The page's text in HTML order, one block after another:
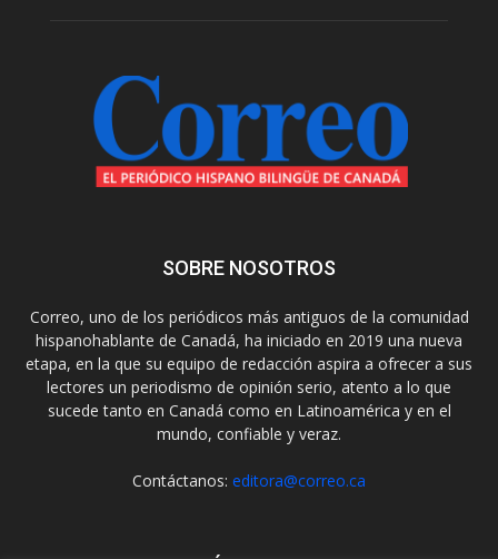
SOBRE NOSOTROS
Correo, uno de los periódicos más antiguos de la comunidad
hispanohablante de Canadá, ha iniciado en 2019 una nueva
etapa, en la que su equipo de redacción aspira a ofrecer a sus
lectores un periodismo de opinión serio, atento a lo que
sucede tanto en Canadá como en Latinoamérica y en el
mundo, confiable y veraz.
Contáctanos: editora@correo.ca